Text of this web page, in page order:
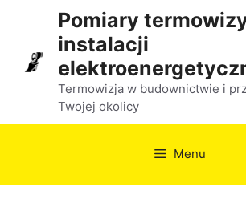
treści
Pomiary
instalacji
Termowizja w budownictwie i
Twojej okolicy
Menu